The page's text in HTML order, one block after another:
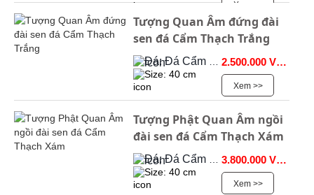
Xem >>
Tượng Quan Âm đứng đài
sen đá Cẩm Thạch Trắng
Đá: Đá Cẩm Thạch
Size: 40 cm
2.500.000 VNĐ
Xem >>
Tượng Phật Quan Âm ngồi
đài sen đá Cẩm Thạch Xám
Đá: Đá Cẩm Thạch
Size: 40 cm
3.800.000 VNĐ
Xem >>